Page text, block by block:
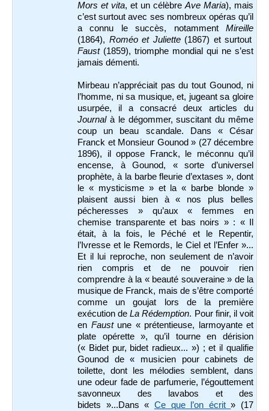
Mors et vita, et un célèbreAve Maria), mais
c’est surtout avec ses nombreux opéras qu’il
a connu le succès, notamment Mireille
(1864), Roméo et Juliette (1867) et surtout
Faust(1859), triomphe mondial qui ne s’est
jamais démenti.
Mirbeau n’appréciait pas du tout Gounod, ni
l’homme, ni sa musique, et, jugeant sa gloire
usurpée, il a consacré deux articles du
Journalà le dégommer, suscitant du même
coup un beau scandale. Dans « César
Franck et Monsieur Gounod » (27 décembre
1896), il oppose Franck, le méconnu qu’il
encense, à Gounod, « sorte d’universel
prophète, à la barbe fleurie d’extases », dont
le « mysticisme » et la « barbe blonde »
plaisent aussi bien à « nos plus belles
pécheresses » qu’aux « femmes en
chemise transparente et bas noirs » : « Il
était, à la fois, le Péché et le Repentir,
l’Ivresse et le Remords, le Ciel et l’Enfer »...
Et il lui reproche, non seulement de n’avoir
rien compris et de ne pouvoir rien
comprendre à la « beauté souveraine » de la
musique de Franck, mais de s’être comporté
comme un goujat lors de la première
exécution deLa Rédemption. Pour finir, il voit
en Faustune « prétentieuse, larmoyante et
plate opérette », qu’il tourne en dérision
(« Bidet pur, bidet radieux... ») ; et il qualifie
Gounod de « musicien pour cabinets de
toilette, dont les mélodies semblent, dans
une odeur fade de parfumerie, l’égouttement
savonneux des lavabos et des
bidets »...Dans « Ce que l’on écrit» (17